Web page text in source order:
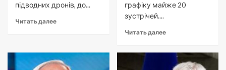
підводних дронів, до...
Читать далее
графіку майже 20
зустрічей....
Читать далее